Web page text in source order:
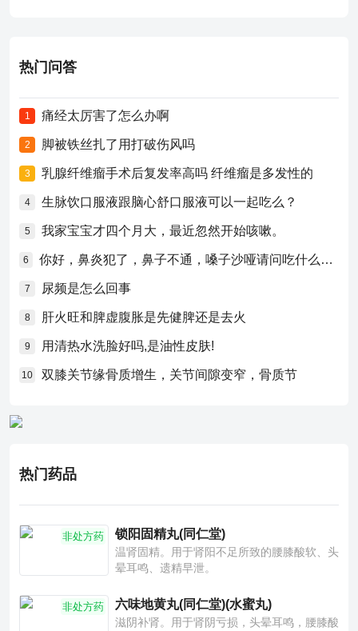
热门问答
1 痛经太厉害了怎么办啊
2 脚被铁丝扎了用打破伤风吗
3 乳腺纤维瘤手术后复发率高吗 纤维瘤是多发性的
4 生脉饮口服液跟脑心舒口服液可以一起吃么？
5 我家宝宝才四个月大，最近忽然开始咳嗽。
6 你好，鼻炎犯了，鼻子不通，嗓子沙哑请问吃什么药比较好？
7 尿频是怎么回事
8 肝火旺和脾虚腹胀是先健脾还是去火
9 用清热水洗脸好吗,是油性皮肤!
10 双膝关节缘骨质增生，关节间隙变窄，骨质节
热门药品
非处方药 锁阳固精丸(同仁堂)
温肾固精。用于肾阳不足所致的腰膝酸软、头
晕耳鸣、遗精早泄。
非处方药 六味地黄丸(同仁堂)(水蜜丸)
滋阴补肾。用于肾阴亏损，头晕耳鸣，腰膝酸